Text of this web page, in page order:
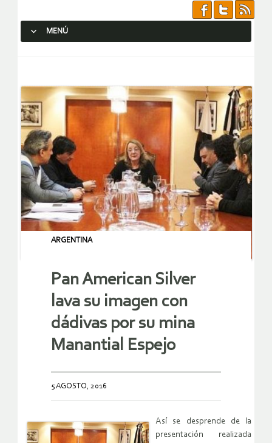
MENÚ
ARGENTINA
Pan American Silver
lava su imagen con
dádivas por su mina
Manantial Espejo
5 AGOSTO, 2016
Así se desprende de la
presentación realizada